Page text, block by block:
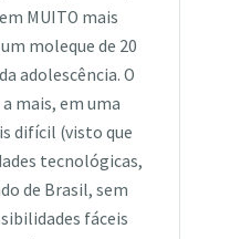
MUITO mais
moleque de 20
adolescência. O
mais, em uma
difícil (visto que
tecnológicas,
de Brasil, sem
fáceis